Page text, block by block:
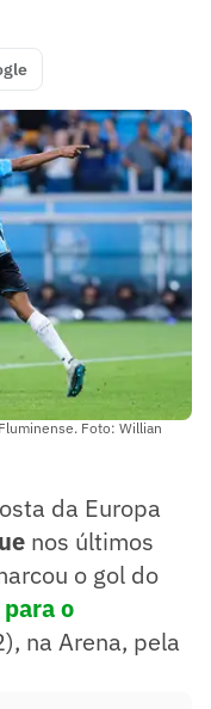
Foto: Willian
da Europa
nos últimos
o gol do
o
na Arena, pela